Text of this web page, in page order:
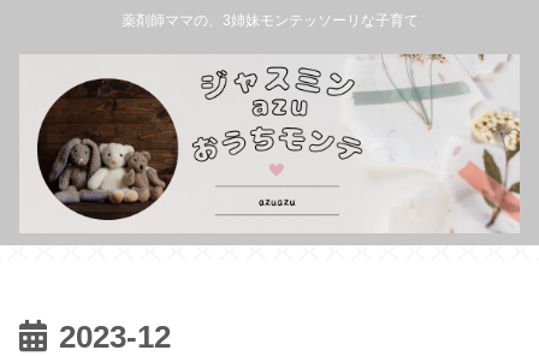
薬剤師ママの、3姉妹モンテッソーリな子育て
2023-12